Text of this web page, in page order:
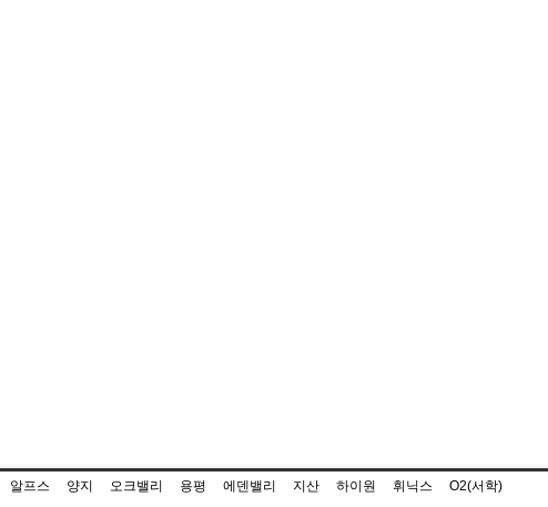
알프스 양지 오크밸리 용평 에덴밸리 지산 하이원 휘닉스 O2(서학)